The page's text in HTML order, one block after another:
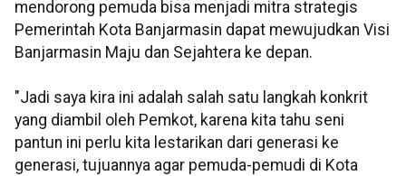
mendorong pemuda bisa menjadi mitra strategis
Pemerintah Kota Banjarmasin dapat mewujudkan Visi
Banjarmasin Maju dan Sejahtera ke depan.
"Jadi saya kira ini adalah salah satu langkah konkrit
yang diambil oleh Pemkot, karena kita tahu seni
pantun ini perlu kita lestarikan dari generasi ke
generasi, tujuannya agar pemuda-pemudi di Kota